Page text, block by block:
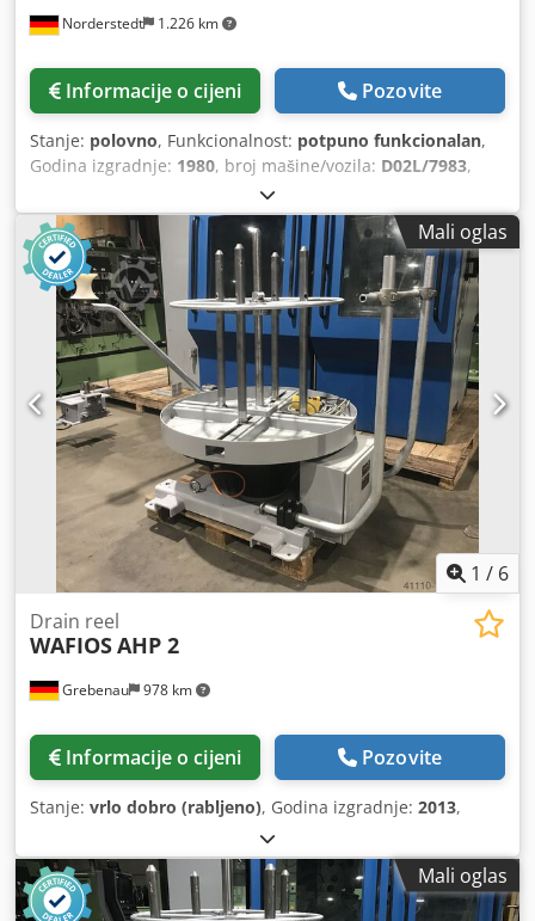
Norderstedt 1.226 km
Informacije o cijeni Pozovite
Stanje: polovno, Funkcionalnost: potpuno funkcionalan,
Godina izgradnje: 1980, broj mašine/vozila: D02L/7983,
Mali oglas
1 / 6
Grebenau 978 km
Drain reel
WAFIOSAHP 2
Informacije o cijeni Pozovite
Stanje: vrlo dobro (rabljeno), Godina izgradnje: 2013,
Mali oglas